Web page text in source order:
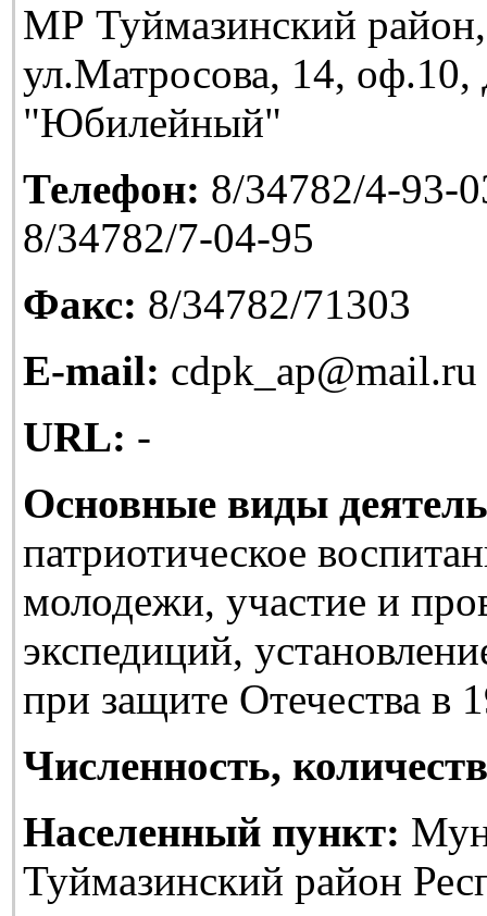
МР Туймазинский
ул.Матросова, 14,
"Юбилейный"
Телефон: 8/34782/4-93-
8/34782/7-04-95
Факс: 8/34782/71303
E-mail: cdpk_ap@mail.ru
URL: -
Основные виды
патриотическое
молодежи, участие и
экспедиций,
при защите Отечества в
Численность,
Населенный пункт:
Туймазинский район